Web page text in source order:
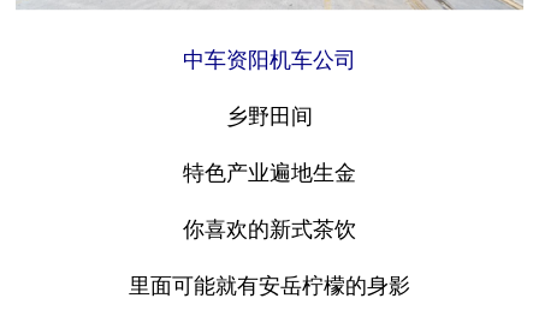
中车资阳机车公司
乡野田间
特色产业遍地生金
你喜欢的新式茶饮
里面可能就有安岳柠檬的身影